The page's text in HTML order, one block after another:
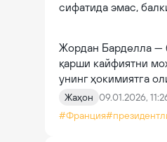
сифатида эмас,
Жордан Барделла —
қарши кайфиятни
унинг ҳокимиятга
Жаҳон 09.01.2026,
#Франция